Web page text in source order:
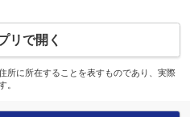
リで開く
所に所在することを表すものであり、実際
。